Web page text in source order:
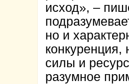
исход», –
но и
конкуренция,
силы и
разумное